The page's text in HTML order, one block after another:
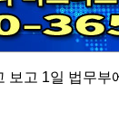
보고 1일 법무부